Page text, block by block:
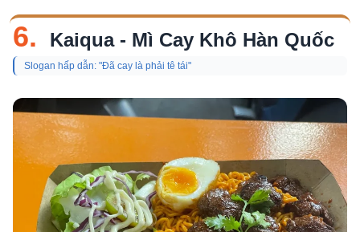
6. Kaiqua - Mì Cay Khô Hàn Quốc
Slogan hấp dẫn: "Đã cay là phải tê tái"